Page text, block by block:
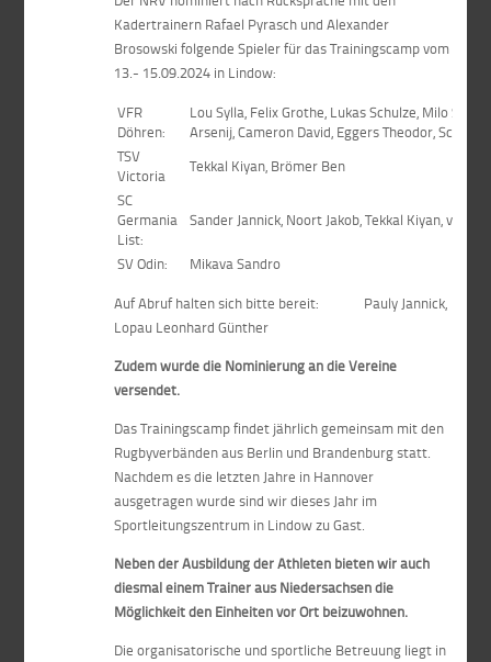
Kadertrainern Rafael Pyrasch und Alexander
Brosowski folgende Spieler für das Trainingscamp vom
13.- 15.09.2024 in Lindow:
VFR
Döhren:
Lou Sylla, Felix Grothe, Lukas Schulze, Milo
Arsenij, Cameron David, Eggers Theodor,
TSV
Victoria
Tekkal Kiyan, Brömer Ben
SC
Germania
List:
Sander Jannick, Noort Jakob, Tekkal Kiyan, von
SV Odin:
Mikava Sandro
Auf Abruf halten sich bitte bereit: Pauly Jannick,
Lopau Leonhard Günther
Zudem wurde die Nominierung an die Vereine
versendet.
Das Trainingscamp findet jährlich gemeinsam mit den
Rugbyverbänden aus Berlin und Brandenburg statt.
Nachdem es die letzten Jahre in Hannover
ausgetragen wurde sind wir dieses Jahr im
Sportleitungszentrum in Lindow zu Gast.
Neben der Ausbildung der Athleten bieten wir auch
diesmal einem Trainer aus Niedersachsen die
Möglichkeit den Einheiten vor Ort beizuwohnen.
Die organisatorische und sportliche Betreuung liegt in